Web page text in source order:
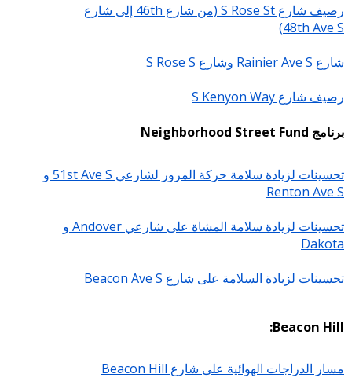
رصيف شارع S Rose St (من شارع 46th إلى شارع
48th Ave S)
شارع Rainier Ave S وشارع S Rose S
رصيف شارع S Kenyon Way
برنامج Neighborhood Street Fund
تحسينات لزيادة سلامة حركة المرور لشارعي 51st Ave S و
Renton Ave S
تحسينات لزيادة سلامة المشاة على شارعي Andover و
Dakota
تحسينات لزيادة السلامة على شارع Beacon Ave S
Beacon Hill:
مسار الدراجات الهوائية على شارع Beacon Hill